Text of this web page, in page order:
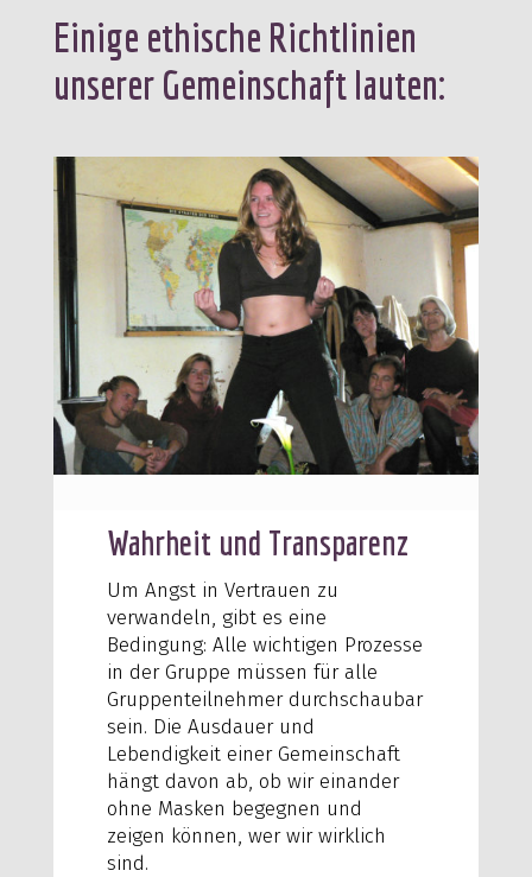
Einige ethische Richtlinien
unserer Gemeinschaft lauten:
Wahrheit und Transparenz
Um Angst in Vertrauen zu
verwandeln, gibt es eine
Bedingung: Alle wichtigen Prozesse
in der Gruppe müssen für alle
Gruppenteilnehmer durchschaubar
sein. Die Ausdauer und
Lebendigkeit einer Gemeinschaft
hängt davon ab, ob wir einander
ohne Masken begegnen und
zeigen können, wer wir wirklich
sind.